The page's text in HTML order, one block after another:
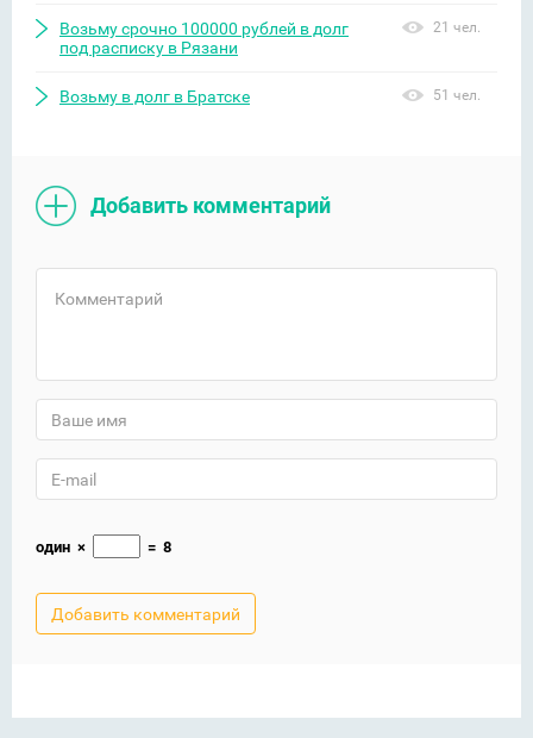
Возьму срочно 100000 рублей в долг
под расписку в Рязани
21 чел.
Возьму в долг в Братске 51 чел.
Добавить комментарий
один × = 8